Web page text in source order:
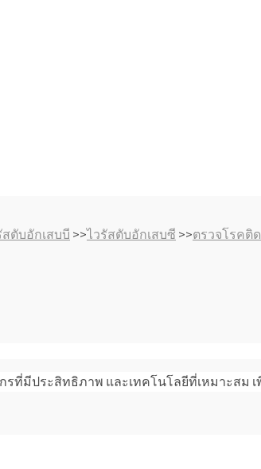
สตับอักเสบบี >>ไวรัสตับอักเสบซี >>ตรวจโรคติ
ที่มีประสิทธิภาพ และเทคโนโลยีที่เหมาะสม